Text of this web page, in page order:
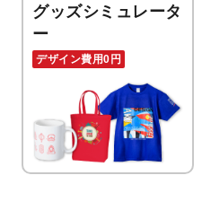
グッズシミュレータ
ー
デザイン費用0円